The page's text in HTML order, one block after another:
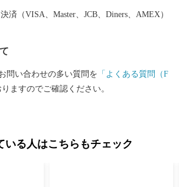
済（VISA、Master、JCB、Diners、AMEX）
問い合わせの多い質問を 「よくある質問（F
ますのでご確認ください。
いる人はこちらもチェック